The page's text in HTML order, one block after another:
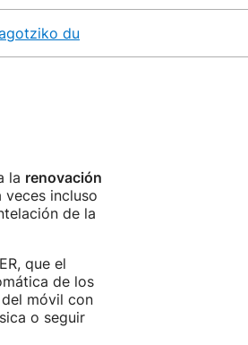
du
la renovación
veces incluso
de la
que el
de los
móvil con
o seguir